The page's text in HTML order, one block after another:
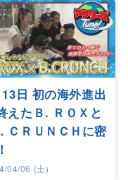
日 初の海外進出
えたＢ. ＲＯＸと
ＣＲＵＮＣＨに密
04/06 (土)